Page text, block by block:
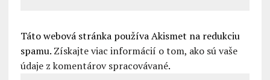
Táto webová stránka používa Akismet na redukciu
spamu. Získajte viac informácií o tom, ako sú vaše
údaje z komentárov spracovávané.